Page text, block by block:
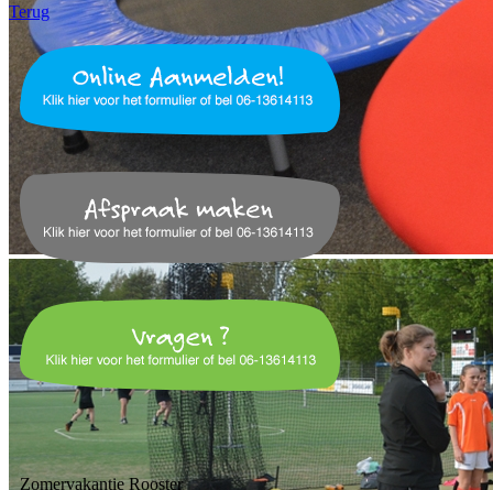
Terug
Zomervakantie Rooster